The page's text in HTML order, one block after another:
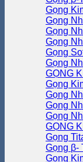
Gọng
Gọng
Gọng
Gọng
Gọng
Gọng
GỌNG
Gọng
Gọng
Gọng
Gọng
GỌNG
Gọng
Gọng β-
Gọng